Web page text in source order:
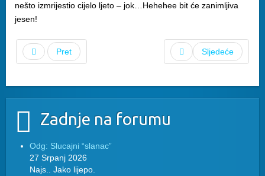
nešto izmrijestio cijelo ljeto – jok…Hehehee bit će zanimljiva
jesen!
Pret Sljedeće
Zadnje na forumu
Odg: Slucajni “slanac”
27 Srpanj 2026
Najs.. Jako lijepo.